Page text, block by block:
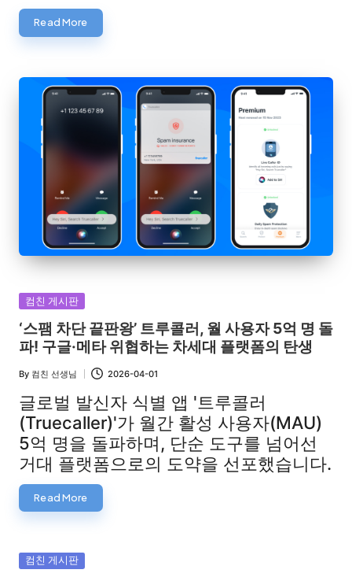
Read More
Posted
in
컴친 게시판
‘스팸 차단 끝판왕’ 트루콜러, 월 사용자 5억 명 돌
파! 구글·메타 위협하는 차세대 플랫폼의 탄생
Posted
by
By 컴친 선생님 2026-04-01
글로벌 발신자 식별 앱 '트루콜러
(Truecaller)'가 월간 활성 사용자(MAU)
5억 명을 돌파하며, 단순 도구를 넘어선
거대 플랫폼으로의 도약을 선포했습니다.
Read More
Posted
in
컴친 게시판